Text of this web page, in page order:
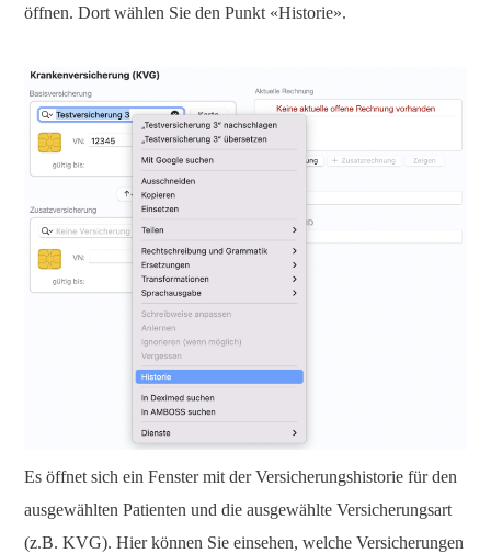
öffnen. Dort wählen Sie den Punkt «Historie».
Es öffnet sich ein Fenster mit der Versicherungshistorie für den
ausgewählten Patienten und die ausgewählte Versicherungsart
(z.B. KVG). Hier können Sie einsehen, welche Versicherungen